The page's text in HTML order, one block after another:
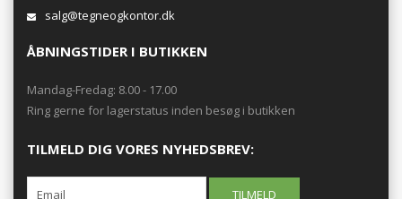
salg@tegneogkontor.dk
ÅBNINGSTIDER I BUTIKKEN
Mandag-Fredag: 8.00 - 17.00
Ring gerne for lagerstatus inden besøg i butikken
TILMELD DIG VORES NYHEDSBREV: